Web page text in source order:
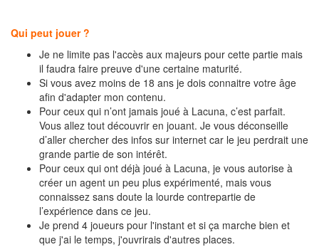
Qui peut jouer ?
Je ne limite pas l'accès aux majeurs pour cette partie mais
il faudra faire preuve d'une certaine maturité.
Si vous avez moins de 18 ans je dois connaitre votre âge
afin d'adapter mon contenu.
Pour ceux qui n’ont jamais joué à Lacuna, c’est parfait.
Vous allez tout découvrir en jouant. Je vous déconseille
d’aller chercher des infos sur internet car le jeu perdrait une
grande partie de son intérêt.
Pour ceux qui ont déjà joué à Lacuna, je vous autorise à
créer un agent un peu plus expérimenté, mais vous
connaissez sans doute la lourde contrepartie de
l’expérience dans ce jeu.
Je prend 4 joueurs pour l'instant et si ça marche bien et
que j'ai le temps, j'ouvrirais d'autres places.